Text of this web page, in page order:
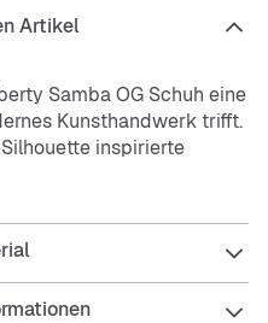
Artikel
Samba OG Schuh eine
Kunsthandwerk trifft.
inspirierte
Jahrzehnte kultureller
hin zu Skateparks.
mit Liberty
dem handgemalten
Kaleidoskop aus